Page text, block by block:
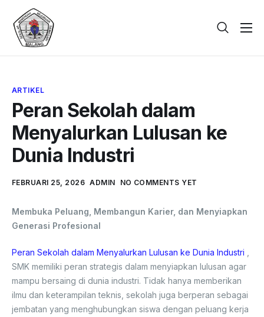
Beranda
Galeri
PPDB
ARTIKEL
Peran Sekolah dalam
Menyalurkan Lulusan ke
Dunia Industri
FEBRUARI 25, 2026 ADMIN NO COMMENTS YET
Membuka Peluang, Membangun Karier, dan Menyiapkan
Generasi Profesional
Peran Sekolah dalam Menyalurkan Lulusan ke Dunia Industri ,
SMK memiliki peran strategis dalam menyiapkan lulusan agar
mampu bersaing di dunia industri. Tidak hanya memberikan
ilmu dan keterampilan teknis, sekolah juga berperan sebagai
jembatan yang menghubungkan siswa dengan peluang kerja